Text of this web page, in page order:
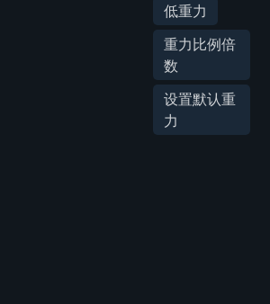
低重力
重力比例倍
数
设置默认重
力